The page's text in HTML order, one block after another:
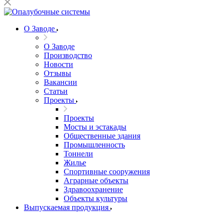
О Заводе
О Заводе
Производство
Новости
Отзывы
Вакансии
Статьи
Проекты
Проекты
Мосты и эстакады
Общественные здания
Промышленность
Тоннели
Жилье
Спортивные сооружения
Аграрные объекты
Здравоохранение
Объекты культуры
Выпускаемая продукция